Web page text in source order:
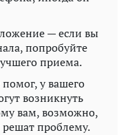
— если вы
попробуйте
приема.
у вашего
возникнуть
вам, возможно,
проблему.